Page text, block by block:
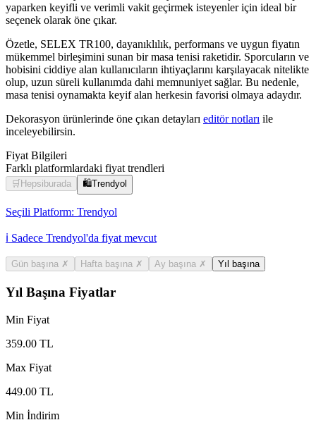
yaparken keyifli ve verimli vakit geçirmek isteyenler için ideal bir
seçenek olarak öne çıkar.
Özetle, SELEX TR100, dayanıklılık, performans ve uygun fiyatın
mükemmel birleşimini sunan bir masa tenisi raketidir. Sporcuların ve
hobisini ciddiye alan kullanıcıların ihtiyaçlarını karşılayacak nitelikte
olup, uzun süreli kullanımda dahi memnuniyet sağlar. Bu nedenle,
masa tenisi oynamakta keyif alan herkesin favorisi olmaya adaydır.
Dekorasyon ürünlerinde öne çıkan detayları editör notları ile
inceleyebilirsin.
Fiyat Bilgileri
Farklı platformlardaki fiyat trendleri
🛒 Hepsiburada 🛍️Trendyol
Seçili Platform: Trendyol
ℹ️ Sadece Trendyol'da fiyat mevcut
Gün başına ✗ Hafta başına ✗ Ay başına ✗ Yıl başına
Yıl Başına Fiyatlar
Min Fiyat
359.00 TL
Max Fiyat
449.00 TL
Min İndirim